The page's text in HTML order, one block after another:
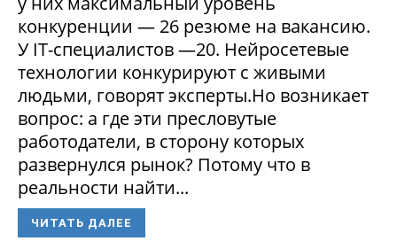
конкуренции — 26 резюме на вакансию.
У IT-специалистов —20. Нейросетевые
технологии конкурируют с живыми
людьми, говорят эксперты.Но возникает
вопрос: а где эти пресловутые
работодатели, в сторону которых
развернулся рынок? Потому что в
реальности найти...
ЧИТАТЬ ДАЛЕЕ